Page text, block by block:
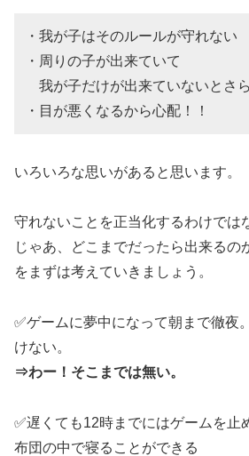
・我が子はそのルールが守れない
・周りの子が出来ていて
我が子だけが出来ていないとさら
・目が悪くなるから心配！！
いろいろな思いがあると思います。
守れないことを正当化するわけでは
じゃあ、どこまでだったら出来るの
をまずは考えていきましょう。
✅ゲームに夢中になって朝まで徹夜
けない。
⇒わー！そこまでは無い。
✅遅くても12時までにはゲームを止
布団の中で寝ることができる